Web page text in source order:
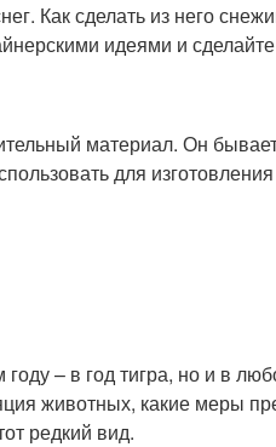
Как сделать из него
идеями и
материал. Он
для
– в год тигра, но и в
животных, какие меры
редкий вид.